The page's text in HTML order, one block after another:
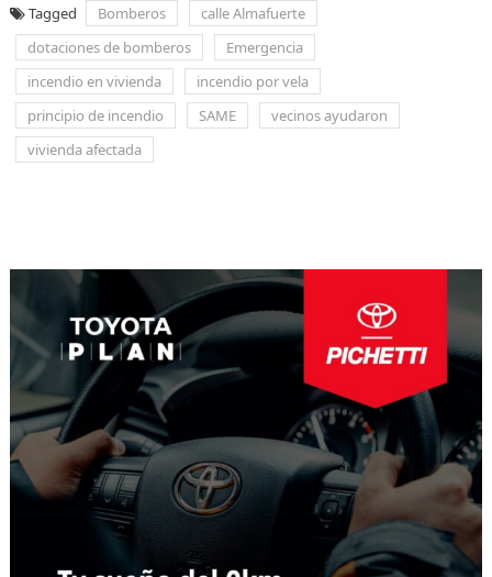
Tagged Bomberos
calle Almafuerte
dotaciones de bomberos
Emergencia
incendio en vivienda
incendio por vela
principio de incendio
SAME
vecinos ayudaron
vivienda afectada
entradas